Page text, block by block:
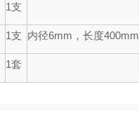
1支
1支 内径6mm ，长度400mm
1套